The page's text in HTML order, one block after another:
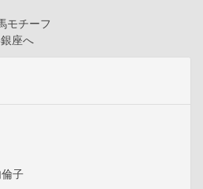
モチーフ
座へ
子